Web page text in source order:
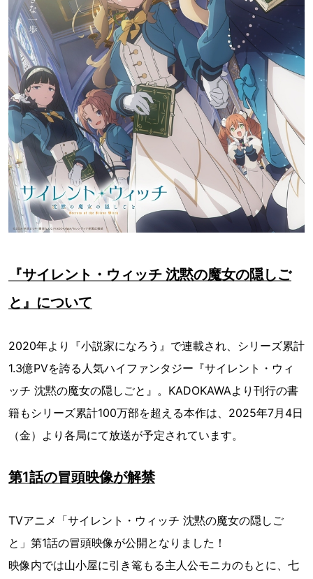
『サイレント・ウィッチ 沈黙の魔女の隠しご
と』について
2020年より『小説家になろう』で連載され、シリーズ累計
1.3億PVを誇る人気ハイファンタジー『サイレント・ウィ
ッチ 沈黙の魔女の隠しごと』。KADOKAWAより刊行の書
籍もシリーズ累計100万部を超える本作は、2025年7月4日
（金）より各局にて放送が予定されています。
第1話の冒頭映像が解禁
TVアニメ「サイレント・ウィッチ 沈黙の魔女の隠しご
と」第1話の冒頭映像が公開となりました！
映像内では山小屋に引き篭もる主人公モニカのもとに、七